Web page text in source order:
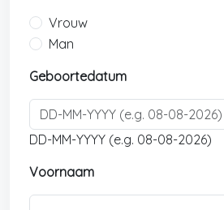
Vrouw
Man
Geboortedatum
DD-MM-YYYY (e.g. 08-08-2026)
Voornaam